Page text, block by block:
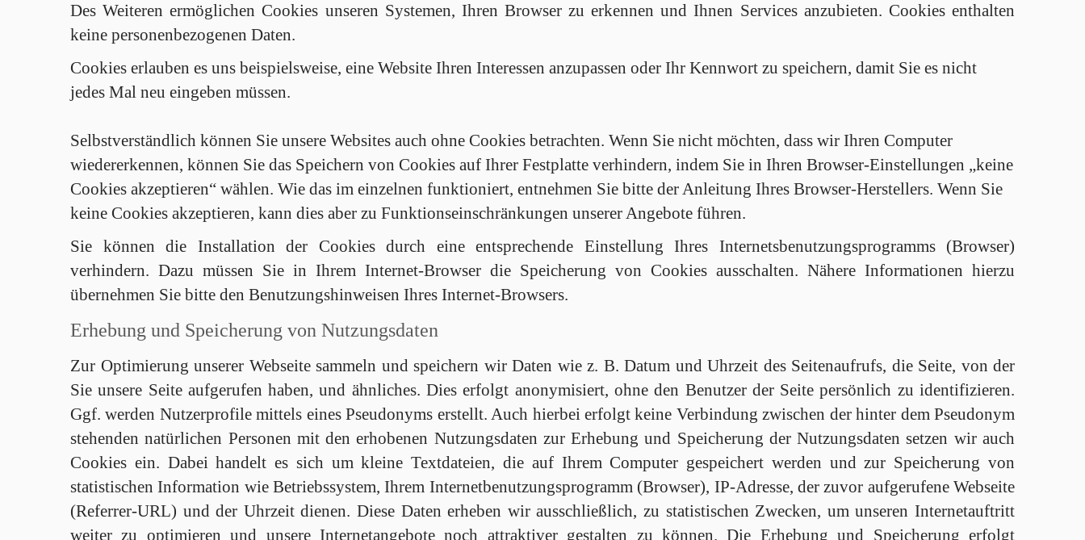
Des Weiteren ermöglichen Cookies unseren Systemen, Ihren Browser zu erkennen und Ihnen Services anzubieten. Cookies enthalten
keine personenbezogenen Daten.
Cookies erlauben es uns beispielsweise, eine Website Ihren Interessen anzupassen oder Ihr Kennwort zu speichern, damit Sie es nicht
jedes Mal neu eingeben müssen.
Selbstverständlich können Sie unsere Websites auch ohne Cookies betrachten. Wenn Sie nicht möchten, dass wir Ihren Computer
wiedererkennen, können Sie das Speichern von Cookies auf Ihrer Festplatte verhindern, indem Sie in Ihren Browser-Einstellungen „keine
Cookies akzeptieren“ wählen. Wie das im einzelnen funktioniert, entnehmen Sie bitte der Anleitung Ihres Browser-Herstellers. Wenn Sie
keine Cookies akzeptieren, kann dies aber zu Funktionseinschränkungen unserer Angebote führen.
Sie können die Installation der Cookies durch eine entsprechende Einstellung Ihres Internetsbenutzungsprogramms (Browser)
verhindern. Dazu müssen Sie in Ihrem Internet-Browser die Speicherung von Cookies ausschalten. Nähere Informationen hierzu
übernehmen Sie bitte den Benutzungshinweisen Ihres Internet-Browsers.
Erhebung und Speicherung von Nutzungsdaten
Zur Optimierung unserer Webseite sammeln und speichern wir Daten wie z. B. Datum und Uhrzeit des Seitenaufrufs, die Seite, von der
Sie unsere Seite aufgerufen haben, und ähnliches. Dies erfolgt anonymisiert, ohne den Benutzer der Seite persönlich zu identifizieren.
Ggf. werden Nutzerprofile mittels eines Pseudonyms erstellt. Auch hierbei erfolgt keine Verbindung zwischen der hinter dem Pseudonym
stehenden natürlichen Personen mit den erhobenen Nutzungsdaten zur Erhebung und Speicherung der Nutzungsdaten setzen wir auch
Cookies ein. Dabei handelt es sich um kleine Textdateien, die auf Ihrem Computer gespeichert werden und zur Speicherung von
statistischen Information wie Betriebssystem, Ihrem Internetbenutzungsprogramm (Browser), IP-Adresse, der zuvor aufgerufene Webseite
(Referrer-URL) und der Uhrzeit dienen. Diese Daten erheben wir ausschließlich, zu statistischen Zwecken, um unseren Internetauftritt
weiter zu optimieren und unsere Internetangebote noch attraktiver gestalten zu können. Die Erhebung und Speicherung erfolgt